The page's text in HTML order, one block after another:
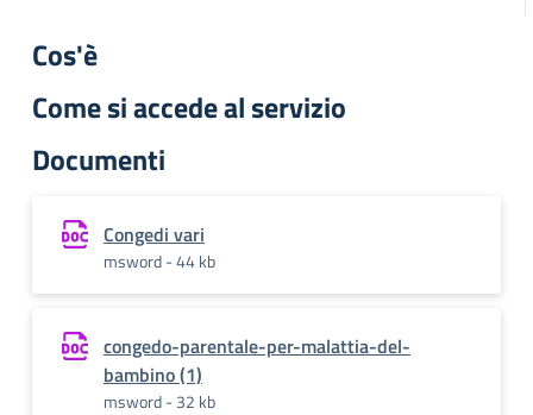
Cos'è
Come si accede al servizio
Documenti
Congedi vari
msword - 44 kb
congedo-parentale-per-malattia-del-
bambino (1)
msword - 32 kb